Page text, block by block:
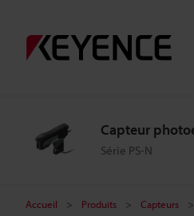
Capteur
Série PS-N
Accueil Produits Capteurs